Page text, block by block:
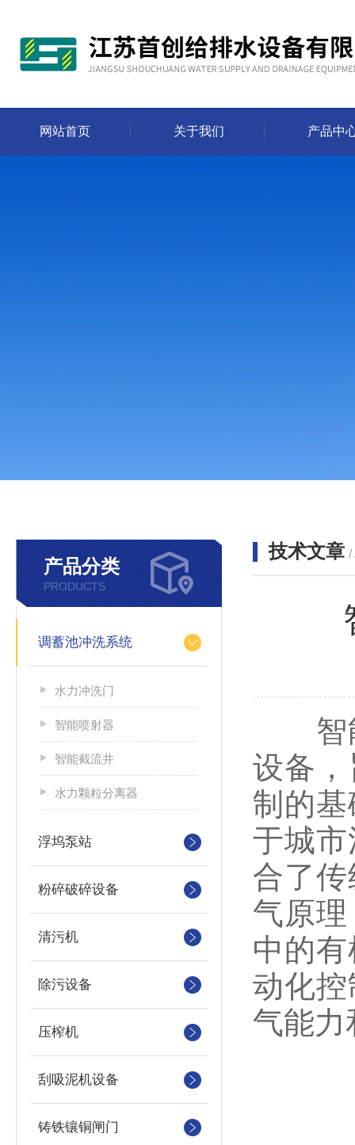
网站首页 关于我们 产品中
产品分类
PRODUCTS
调蓄池冲洗系统
水力冲洗门
智能喷射器
智能截流井
水力颗粒分离器
浮坞泵站
粉碎破碎设备
清污机
除污设备
压榨机
刮吸泥机设备
铸铁镶铜闸门
技术文章 /
智能
设备
制的
于城
合了
气原
中的
动化
气能力